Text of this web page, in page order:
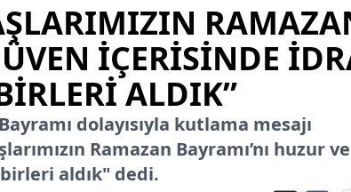
IÇERISINDE
ALDIK”
dolayısıyla kutlama mesajı
Ramazan Bayramı’nı huzur ve
aldık" dedi.